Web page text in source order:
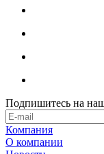
Подпишитесь на
Компания
О компании